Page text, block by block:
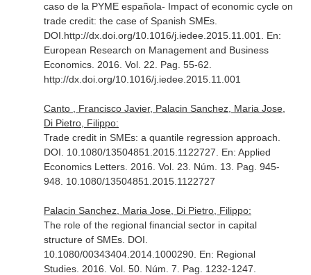
caso de la PYME española- Impact of economic cycle on
trade credit: the case of Spanish SMEs.
DOI.http://dx.doi.org/10.1016/j.iedee.2015.11.001. En:
European Research on Management and Business
Economics. 2016. Vol. 22. Pag. 55-62.
http://dx.doi.org/10.1016/j.iedee.2015.11.001
Canto , Francisco Javier, Palacin Sanchez, Maria Jose,
Di Pietro, Filippo:
Trade credit in SMEs: a quantile regression approach.
DOI. 10.1080/13504851.2015.1122727. En: Applied
Economics Letters. 2016. Vol. 23. Núm. 13. Pag. 945-
948. 10.1080/13504851.2015.1122727
Palacin Sanchez, Maria Jose, Di Pietro, Filippo:
The role of the regional financial sector in capital
structure of SMEs. DOI.
10.1080/00343404.2014.1000290. En: Regional
Studies. 2016. Vol. 50. Núm. 7. Pag. 1232-1247.